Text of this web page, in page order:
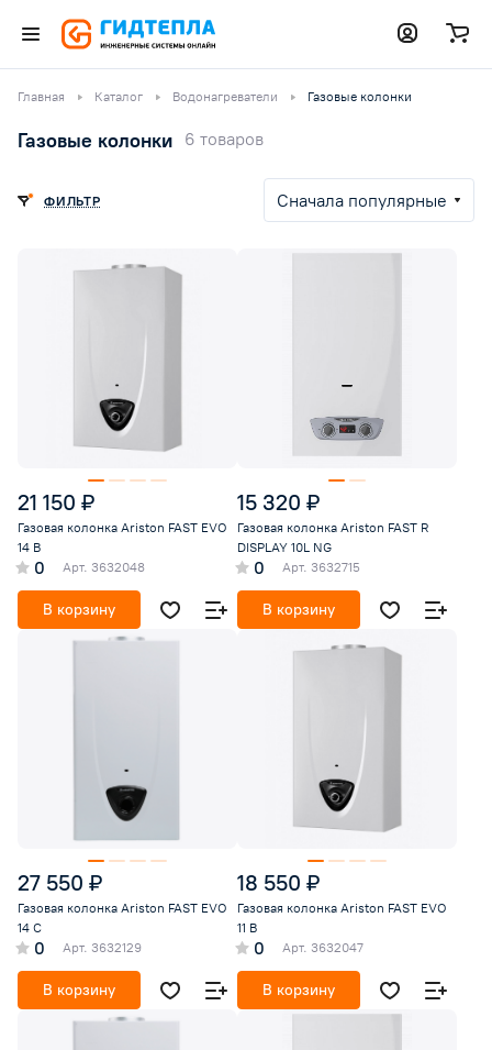
Главная Каталог Водонагреватели Газовые колонки
Газовые колонки 6 товаров
ФИЛЬТР Сначала популярные
21 150 ₽
Газовая колонка Ariston FAST EVO
14 B
0 Арт. 3632048
В корзину
15 320 ₽
Газовая колонка Ariston FAST R
DISPLAY 10L NG
0 Арт. 3632715
В корзину
27 550 ₽
Газовая колонка Ariston FAST EVO
14 С
0 Арт. 3632129
В корзину
18 550 ₽
Газовая колонка Ariston FAST EVO
11 B
0 Арт. 3632047
В корзину